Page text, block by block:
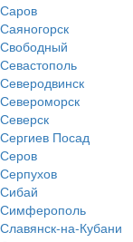
Саров
Саяногорск
Свободный
Севастополь
Северодвинск
Североморск
Северск
Сергиев Посад
Серов
Серпухов
Сибай
Симферополь
Славянск-на-Кубани